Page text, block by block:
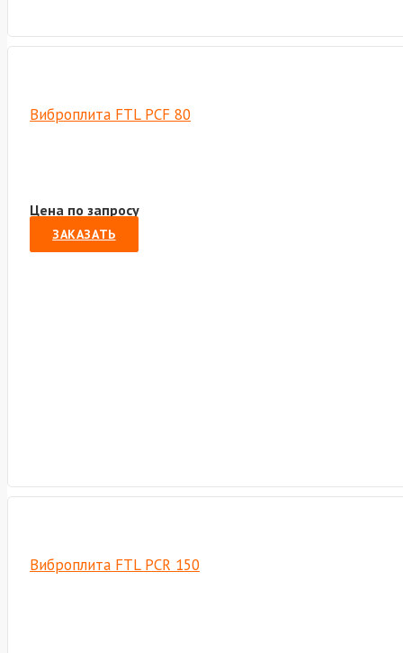
Виброплита FTL PCF 80
Цена по запросу
ЗАКАЗАТЬ
Виброплита FTL PCR 150